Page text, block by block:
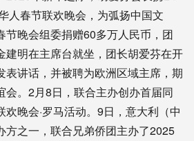
人春节联欢晚会，为弧扬中国文
节晚会组委捐赠60多万人民币，团
建明在主席台就坐，团长胡爱芬在开
表讲话，并被聘为欧洲区域主席，期
会。2月8日，联合主办创办首届同
晚会·罗马活动。9日，意大利（中
方之一，联合兄弟侨团主办了2025